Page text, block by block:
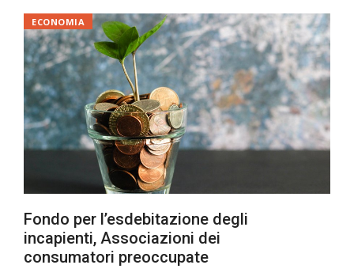
Fondo per l’esdebitazione degli
incapienti, Associazioni dei
consumatori preoccupate
ECONOMIA